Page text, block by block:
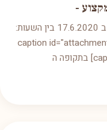
-
סדנת אונליין - מיינדפולנס לנשות מקצוע ב 17.6.2020 בין השעות:
9:30-12:30 [caption